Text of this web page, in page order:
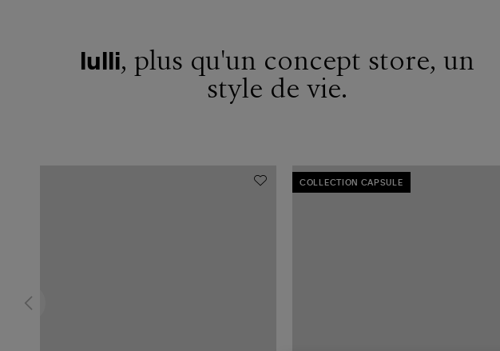
lulli, plus qu'un concept store, un
style de vie.
COLLECTION CAPSULE